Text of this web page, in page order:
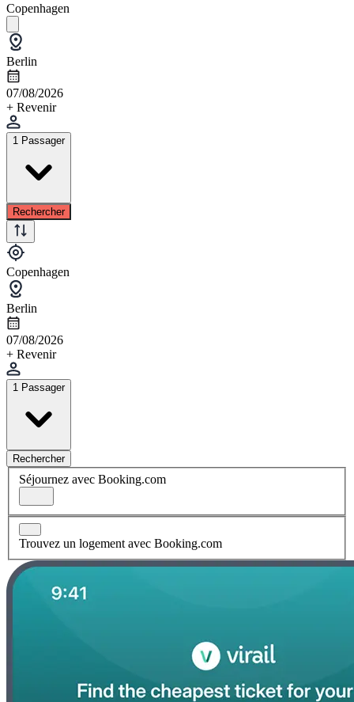
Copenhagen
Berlin
07/08/2026
+ Revenir
1 Passager
Rechercher
Copenhagen
Berlin
07/08/2026
+ Revenir
1 Passager
Rechercher
Séjournez avec Booking.com
Trouvez un logement avec Booking.com